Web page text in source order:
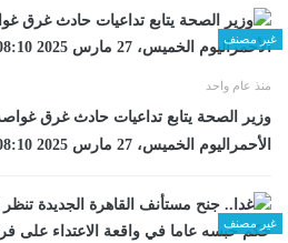
غير مصنف
منذ عام واحد
وزير الصحة يتابع تداعيات حادث غرق غواصة
الأحمراليوم الخميس، 27 مارس 2025 08:10 مـ منذ 8 دقائق
غير مصنف